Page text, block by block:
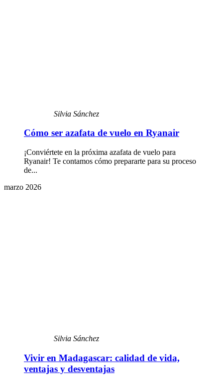
Silvia Sánchez
Cómo ser azafata de vuelo en Ryanair
¡Conviértete en la próxima azafata de vuelo para
Ryanair! Te contamos cómo prepararte para su proceso
de...
marzo 2026
Silvia Sánchez
Vivir en Madagascar: calidad de vida,
ventajas y desventajas